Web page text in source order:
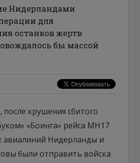
Нидерландами
для
останков жертв
бы массой
после крушения сбитого
«Боинга» рейса MH17
авиалиний Нидерланды и
были отправить войска